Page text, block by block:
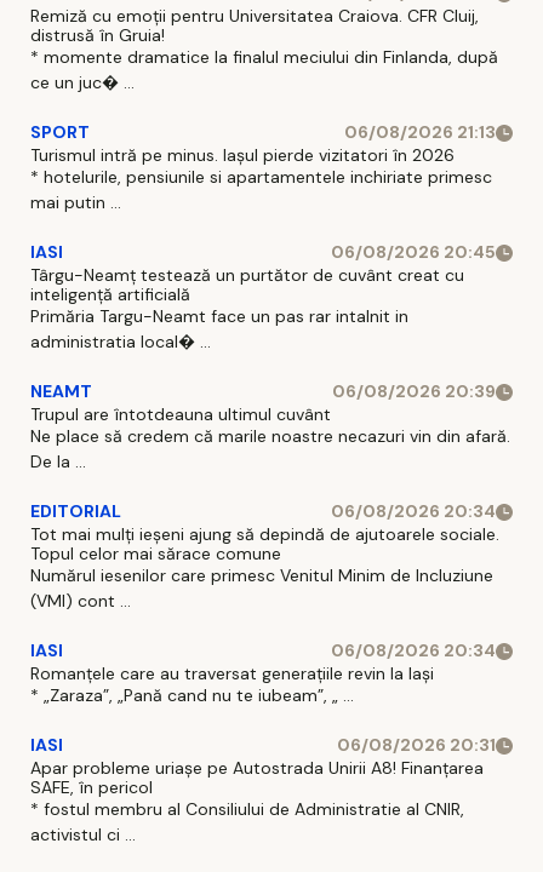
Remiză cu emoții pentru Universitatea Craiova. CFR Cluij,
distrusă în Gruia!
* momente dramatice la finalul meciului din Finlanda, după
ce un juc� ...
SPORT
06/08/2026 21:13
Turismul intră pe minus. Iașul pierde vizitatori în 2026
* hotelurile, pensiunile si apartamentele inchiriate primesc
mai putin ...
IASI
06/08/2026 20:45
Târgu-Neamț testează un purtător de cuvânt creat cu
inteligență artificială
Primăria Targu-Neamt face un pas rar intalnit in
administratia local� ...
NEAMT
06/08/2026 20:39
Trupul are întotdeauna ultimul cuvânt
Ne place să credem că marile noastre necazuri vin din afară.
De la ...
EDITORIAL
06/08/2026 20:34
Tot mai mulți ieșeni ajung să depindă de ajutoarele sociale.
Topul celor mai sărace comune
Numărul iesenilor care primesc Venitul Minim de Incluziune
(VMI) cont ...
IASI
06/08/2026 20:34
Romanțele care au traversat generațiile revin la Iași
* „Zaraza”, „Pană cand nu te iubeam”, „ ...
IASI
06/08/2026 20:31
Apar probleme uriașe pe Autostrada Unirii A8! Finanțarea
SAFE, în pericol
* fostul membru al Consiliului de Administratie al CNIR,
activistul ci ...